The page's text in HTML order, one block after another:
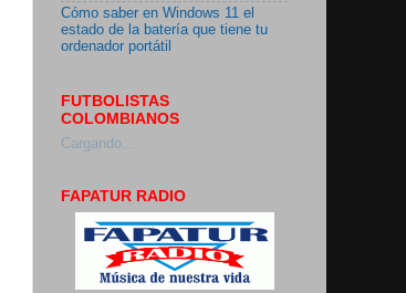
Cómo saber en Windows 11 el
estado de la batería que tiene tu
ordenador portátil
FUTBOLISTAS
COLOMBIANOS
Cargando...
FAPATUR RADIO